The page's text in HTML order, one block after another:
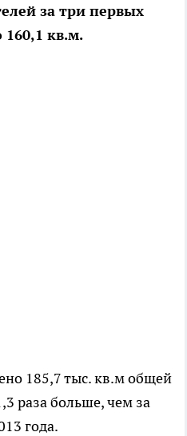
за три первых
160,1 кв.м.
185,7 тыс. кв.м общей
раза больше, чем за
года.